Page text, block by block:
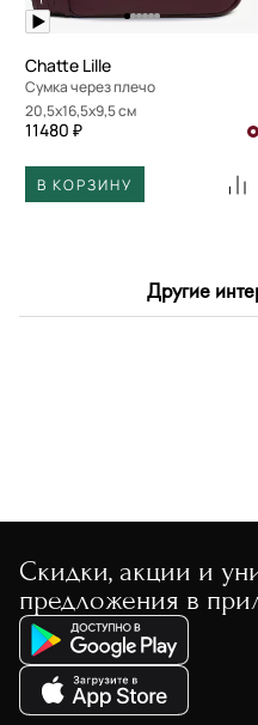
Chatte Lille
Сумка через плечо
20,5x16,5x9,5 см
11480 ₽
В КОРЗИНУ
Другие
Скидки, акции и
предложения в